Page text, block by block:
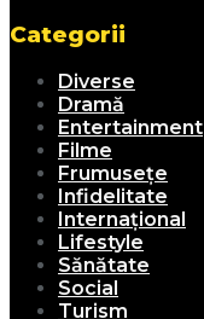
Categorii
Diverse
Dramă
Entertainment
Filme
Frumusețe
Infidelitate
Internațional
Lifestyle
Sănătate
Social
Turism